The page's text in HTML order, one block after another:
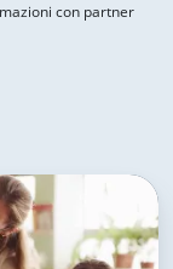
con partner